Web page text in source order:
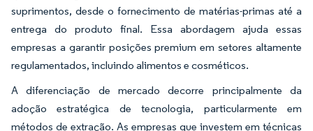
suprimentos, desde o fornecimento de matérias-primas até a
entrega do produto final. Essa abordagem ajuda essas
empresas a garantir posições premium em setores altamente
regulamentados, incluindo alimentos e cosméticos.
A diferenciação de mercado decorre principalmente da
adoção estratégica de tecnologia, particularmente em
métodos de extração. As empresas que investem em técnicas